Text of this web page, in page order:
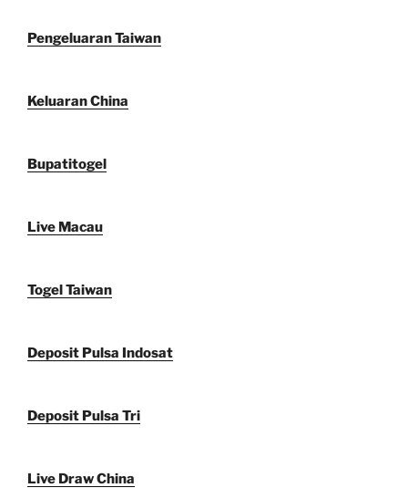
Pengeluaran Taiwan
Keluaran China
Bupatitogel
Live Macau
Togel Taiwan
Deposit Pulsa Indosat
Deposit Pulsa Tri
Live Draw China